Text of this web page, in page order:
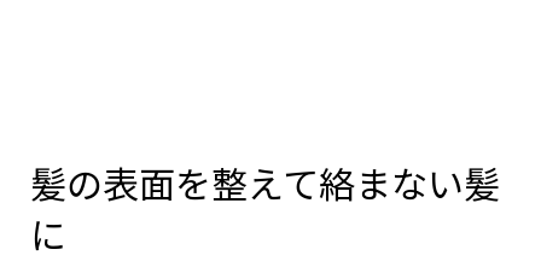
髪の表面を整えて絡まない髪
に